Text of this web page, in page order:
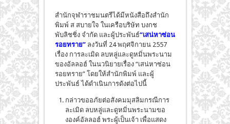
สำนักจุฬาราชมนตรีได้มีหนังสือถึงสำนัก
พิมพ์ ส สบายใจ ในเครือบริษัท บงกช
พับลิชชิ่ง จำกัด และผู้ประพันธ์“เสน่หาซ่อน
รอยทราย”ลงวันที่ 24 พฤศจิกายน 2557
เรื่อง การละเมิด ลบหลู่และดูหมิ่นพระนาม
ของอัลลอฮ์ ในนวนิยายเรื่อง “เสน่หาซ่อน
รอยทราย” โดยให้สำนักพิมพ์ และผู้
ประพันธ์ ได้ดำเนินการดังต่อไปนี้
กล่าวขออภัยต่อสังคมมุสลิมกรณีการ
ละเมิด ลบหลู่และดูหมิ่นพระนามขอ
งองค์อัลลอฮ์ พระผู้เป็นเจ้า เพื่อแสดง